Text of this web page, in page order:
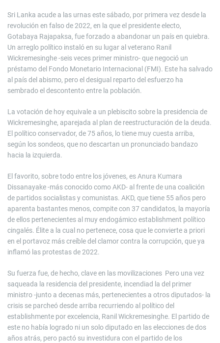
Sri Lanka acude a las urnas este sábado, por primera vez desde la
revolución en falso de 2022, en la que el presidente electo,
Gotabaya Rajapaksa, fue forzado a abandonar un país en quiebra.
Un arreglo político instaló en su lugar al veterano Ranil
Wickremesinghe -seis veces primer ministro- que negoció un
préstamo del Fondo Monetario Internacional (FMI). Este ha salvado
al país del abismo, pero el desigual reparto del esfuerzo ha
sembrado el descontento entre la población.
La votación de hoy equivale a un plebiscito sobre la presidencia de
Wickremesinghe, aparejada al plan de reestructuración de la deuda.
El político conservador, de 75 años, lo tiene muy cuesta arriba,
según los sondeos, que no descartan un pronunciado bandazo
hacia la izquierda.
El favorito, sobre todo entre los jóvenes, es Anura Kumara
Dissanayake -más conocido como AKD- al frente de una coalición
de partidos socialistas y comunistas. AKD, que tiene 55 años pero
aparenta bastantes menos, compite con 37 candidatos, la mayoría
de ellos pertenecientes al muy endogámico establishment político
cingalés. Élite a la cual no pertenece, cosa que le convierte a priori
en el portavoz más creíble del clamor contra la corrupción, que ya
inflamó las protestas de 2022.
Su fuerza fue, de hecho, clave en las movilizaciones Pero una vez
saqueada la residencia del presidente, incendiad la del primer
ministro -junto a decenas más, pertenecientes a otros diputados- la
crisis se parcheó desde arriba recurriendo al político del
establishmente por excelencia, Ranil Wickremesinghe. El partido de
este no había logrado ni un solo diputado en las elecciones de dos
años atrás, pero pactó su investidura con el partido de los